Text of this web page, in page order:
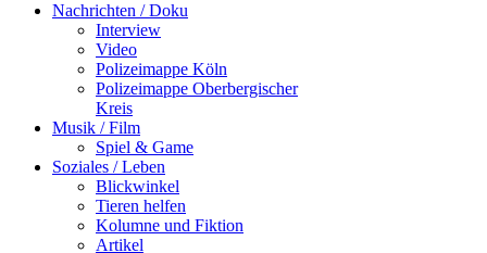
Nachrichten / Doku
Interview
Video
Polizeimappe Köln
Polizeimappe Oberbergischer
Kreis
Musik / Film
Spiel & Game
Soziales / Leben
Blickwinkel
Tieren helfen
Kolumne und Fiktion
Artikel